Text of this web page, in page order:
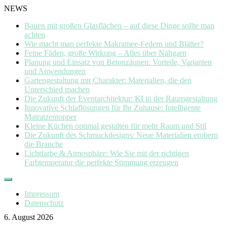
NEWS
Bauen mit großen Glasflächen – auf diese Dinge sollte man
achten
Wie macht man perfekte Makramee-Federn und Blätter?
Feine Fäden, große Wirkung – Alles über Nähgarn
Planung und Einsatz von Betonzäunen: Vorteile, Varianten
und Anwendungen
Gartengestaltung mit Charakter: Materialien, die den
Unterschied machen
Die Zukunft der Eventarchitektur: KI in der Raumgestaltung
Innovative Schlaflösungen für Ihr Zuhause: Intelligente
Matratzentopper
Kleine Küchen optimal gestalten für mehr Raum und Stil
Die Zukunft des Schmuckdesigns: Neue Materialien erobern
die Branche
Lichtfarbe & Atmosphäre: Wie Sie mit der richtigen
Farbtemperatur die perfekte Stimmung erzeugen
Skip
contentImpressum
Datenschutz
6. August 2026